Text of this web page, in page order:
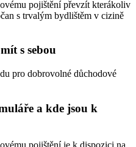
pojištění převzít kterákoliv
s trvalým bydlištěm v cizině
s sebou
pro dobrovolné důchodové
a kde jsou k